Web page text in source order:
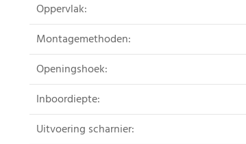
Oppervlak:
Montagemethoden:
Openingshoek:
Inboordiepte:
Uitvoering scharnier: